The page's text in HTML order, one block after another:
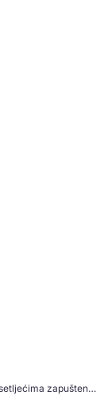
Bauštelska reportaža: Posjetili smo desetljećima zapuštenu bolnicu, za zemljište se (opet) spremaju velike stvari